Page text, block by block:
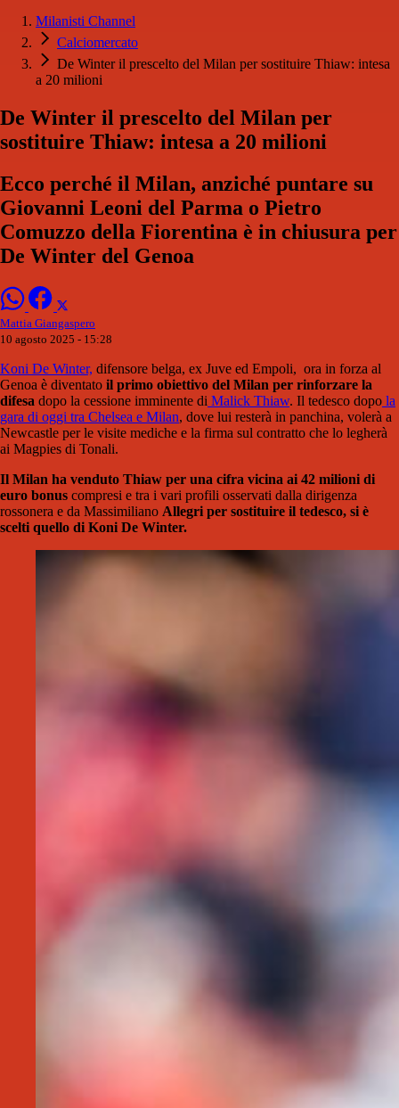
Milanisti Channel
Calciomercato
De Winter il prescelto del Milan per sostituire Thiaw: intesa
a 20 milioni
De Winter il prescelto del Milan per
sostituire Thiaw: intesa a 20 milioni
Ecco perché il Milan, anziché puntare su
Giovanni Leoni del Parma o Pietro
Comuzzo della Fiorentina è in chiusura per
De Winter del Genoa
Mattia Giangaspero
10 agosto 2025 - 15:28
Koni De Winter, difensore belga, ex Juve ed Empoli, ora in forza al
Genoa è diventato il primo obiettivo del Milan per rinforzare la
difesa dopo la cessione imminente di Malick Thiaw. Il tedesco dopo la
gara di oggi tra Chelsea e Milan, dove lui resterà in panchina, volerà a
Newcastle per le visite mediche e la firma sul contratto che lo legherà
ai Magpies di Tonali.
Il Milan ha venduto Thiaw per una cifra vicina ai 42 milioni di
euro bonus compresi e tra i vari profili osservati dalla dirigenza
rossonera e da Massimiliano Allegri per sostituire il tedesco, si è
scelti quello di Koni De Winter.